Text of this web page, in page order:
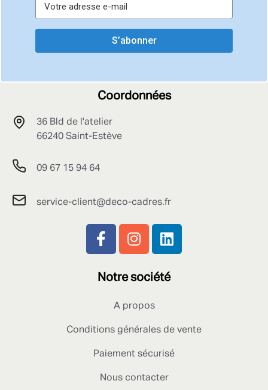
S’abonner
Coordonnées
36 Bld de l'atelier
66240 Saint-Estève
09 67 15 94 64
service-client@deco-cadres.fr
Notre société
A propos
Conditions générales de vente
Paiement sécurisé
Nous contacter